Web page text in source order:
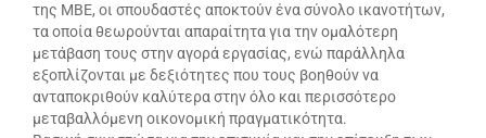
της ΜΒΕ, οι σπουδαστές αποκτούν ένα σύνολο ικανοτήτων,
τα οποία θεωρούνται απαραίτητα για την ομαλότερη
μετάβαση τους στην αγορά εργασίας, ενώ παράλληλα
εξοπλίζονται με δεξιότητες που τους βοηθούν να
ανταποκριθούν καλύτερα στην όλο και περισσότερο
μεταβαλλόμενη οικονομική πραγματικότητα.